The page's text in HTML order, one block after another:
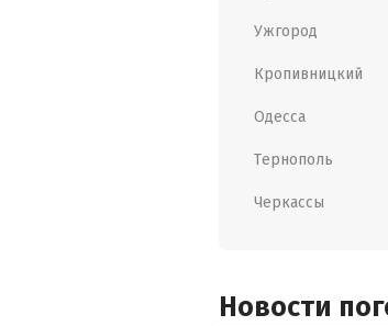
Ужгород
Кропивницкий
Одесса
Тернополь
Черкассы
Новости